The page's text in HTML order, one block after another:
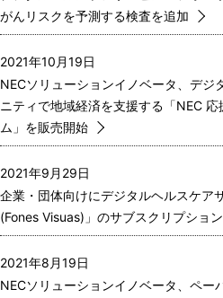
がんリスクを予測する検査を追加
2021年10月19日
NECソリューションイノベータ、デジ
ニティで地域経済を支援する「NEC
ム」を販売開始
2021年9月29日
企業・団体向けにデジタルヘルスケア
(Fones Visuas)」のサブスクリプショ
2021年8月19日
NECソリューションイノベータ、ペー